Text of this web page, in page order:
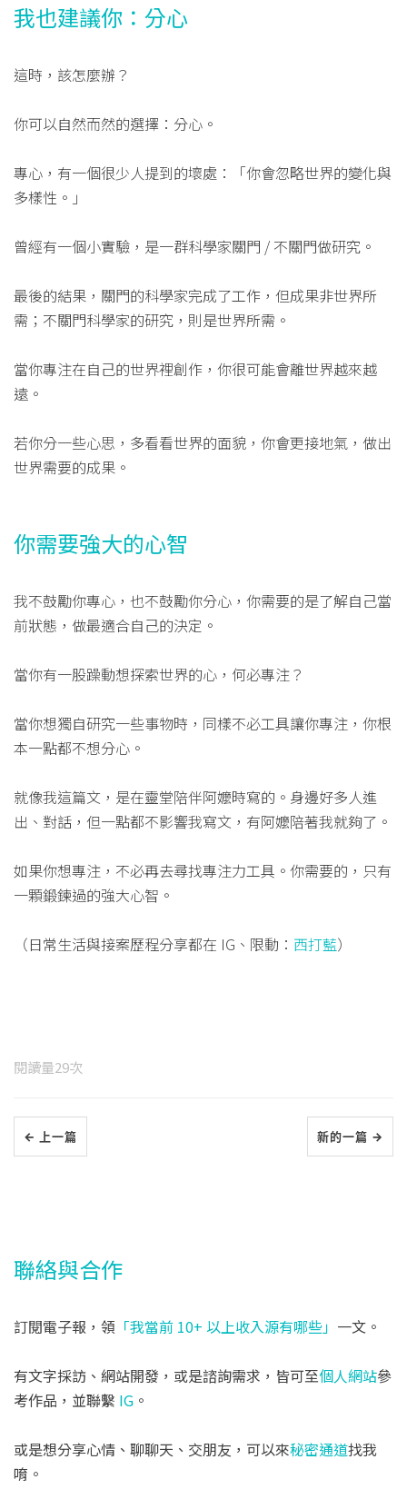
我也建議你：分心
這時，該怎麼辦？
你可以自然而然的選擇：分心。
專心，有一個很少人提到的壞處：「你會忽略世界的變化與
多樣性。」
曾經有一個小實驗，是一群科學家關門 / 不關門做研究。
最後的結果，關門的科學家完成了工作，但成果非世界所
需；不關門科學家的研究，則是世界所需。
當你專注在自己的世界裡創作，你很可能會離世界越來越
遠。
若你分一些心思，多看看世界的面貌，你會更接地氣，做出
世界需要的成果。
你需要強大的心智
我不鼓勵你專心，也不鼓勵你分心，你需要的是了解自己當
前狀態，做最適合自己的決定。
當你有一股躁動想探索世界的心，何必專注？
當你想獨自研究一些事物時，同樣不必工具讓你專注，你根
本一點都不想分心。
就像我這篇文，是在靈堂陪伴阿嬤時寫的。身邊好多人進
出、對話，但一點都不影響我寫文，有阿嬤陪著我就夠了。
如果你想專注，不必再去尋找專注力工具。你需要的，只有
一顆鍛鍊過的強大心智。
（日常生活與接案歷程分享都在 IG、限動： 西打藍）
閱讀量29次
← 上一篇 新的一篇 →
聯絡與合作
訂閱電子報，領 「我當前 10+ 以上收入源有哪些」 一文。
有文字採訪、網站開發，或是諮詢需求，皆可至個人網站參
考作品，並聯繫 IG 。
或是想分享心情、聊聊天、交朋友，可以來秘密通道找我
唷。